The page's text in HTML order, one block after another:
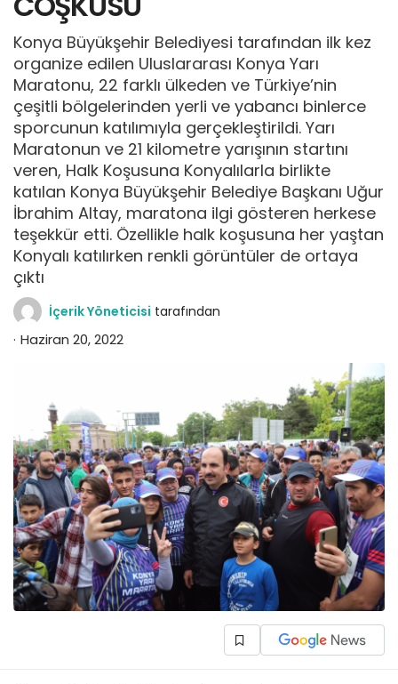
Konya Büyükşehir Belediyesi tarafından ilk kez
organize edilen Uluslararası Konya Yarı
Maratonu, 22 farklı ülkeden ve Türkiye’nin
çeşitli bölgelerinden yerli ve yabancı binlerce
sporcunun katılımıyla gerçekleştirildi. Yarı
Maratonun ve 21 kilometre yarışının startını
veren, Halk Koşusuna Konyalılarla birlikte
katılan Konya Büyükşehir Belediye Başkanı Uğur
İbrahim Altay, maratona ilgi gösteren herkese
teşekkür etti. Özellikle halk koşusuna her yaştan
Konyalı katılırken renkli görüntüler de ortaya
çıktı
İçerik Yöneticisi tarafından
Haziran 20, 2022